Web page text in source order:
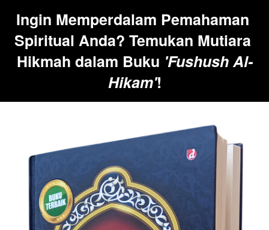
Ingin Memperdalam Pemahaman
Spiritual Anda? Temukan Mutiara
Hikmah dalam Buku 'Fushush Al-
Hikam'!